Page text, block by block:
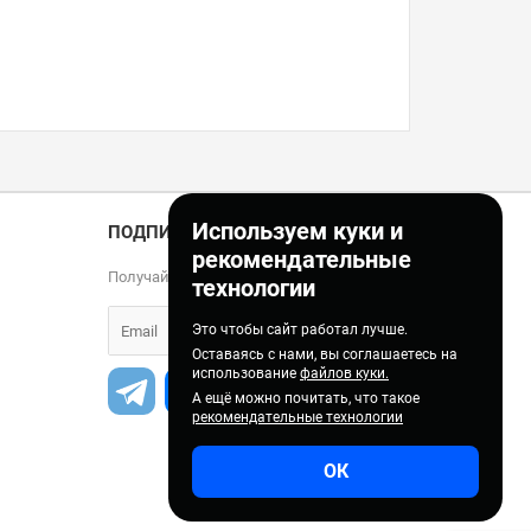
Используем куки и
рекомендательные
технологии
Это чтобы сайт работал лучше.
Оставаясь с нами, вы соглашаетесь на
использование файлов куки.
А ещё можно почитать, что такое
рекомендательные технологии
ОК
ПОДПИСКА
Получайте только полезные статьи!